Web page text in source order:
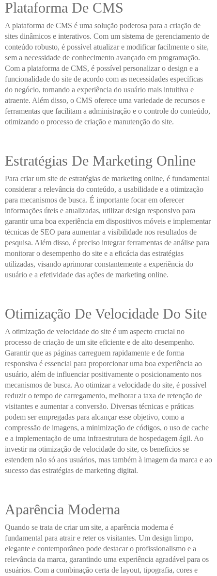
Plataforma De CMS
A plataforma de CMS é uma solução poderosa para a criação de
sites dinâmicos e interativos. Com um sistema de gerenciamento de
conteúdo robusto, é possível atualizar e modificar facilmente o site,
sem a necessidade de conhecimento avançado em programação.
Com a plataforma de CMS, é possível personalizar o design e a
funcionalidade do site de acordo com as necessidades específicas
do negócio, tornando a experiência do usuário mais intuitiva e
atraente. Além disso, o CMS oferece uma variedade de recursos e
ferramentas que facilitam a administração e o controle do conteúdo,
otimizando o processo de criação e manutenção do site.
Estratégias De Marketing Online
Para criar um site de estratégias de marketing online, é fundamental
considerar a relevância do conteúdo, a usabilidade e a otimização
para mecanismos de busca. É importante focar em oferecer
informações úteis e atualizadas, utilizar design responsivo para
garantir uma boa experiência em dispositivos móveis e implementar
técnicas de SEO para aumentar a visibilidade nos resultados de
pesquisa. Além disso, é preciso integrar ferramentas de análise para
monitorar o desempenho do site e a eficácia das estratégias
utilizadas, visando aprimorar constantemente a experiência do
usuário e a efetividade das ações de marketing online.
Otimização De Velocidade Do Site
A otimização de velocidade do site é um aspecto crucial no
processo de criação de um site eficiente e de alto desempenho.
Garantir que as páginas carreguem rapidamente e de forma
responsiva é essencial para proporcionar uma boa experiência ao
usuário, além de influenciar positivamente o posicionamento nos
mecanismos de busca. Ao otimizar a velocidade do site, é possível
reduzir o tempo de carregamento, melhorar a taxa de retenção de
visitantes e aumentar a conversão. Diversas técnicas e práticas
podem ser empregadas para alcançar esse objetivo, como a
compressão de imagens, a minimização de códigos, o uso de cache
e a implementação de uma infraestrutura de hospedagem ágil. Ao
investir na otimização de velocidade do site, os benefícios se
estendem não só aos usuários, mas também à imagem da marca e ao
sucesso das estratégias de marketing digital.
Aparência Moderna
Quando se trata de criar um site, a aparência moderna é
fundamental para atrair e reter os visitantes. Um design limpo,
elegante e contemporâneo pode destacar o profissionalismo e a
relevância da marca, garantindo uma experiência agradável para os
usuários. Com a combinação certa de layout, tipografia, cores e